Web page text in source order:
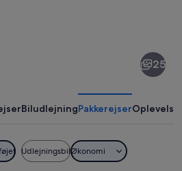
25
BiludlejningPakkerejser
UdlejningsbilØkonomi